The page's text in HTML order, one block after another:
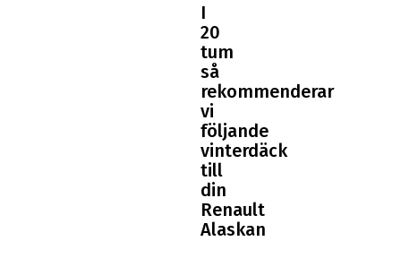
I
20
tum
så
rekommenderar
vi
följande
vinterdäck
till
din
Renault
Alaskan